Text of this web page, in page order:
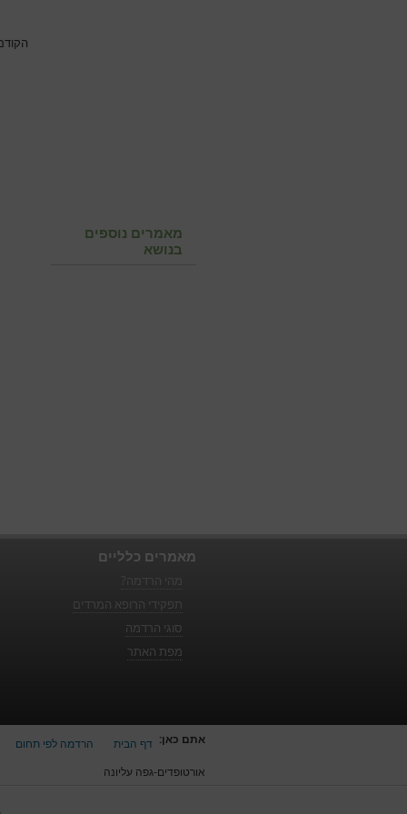
מאמרים נוספים
בנושא
מאמרים כלליים
תפקידי הרופא המרדים
סוגי הרדמה
מפת האתר
אתם כאן: דף הבית הרדמה לפי תחום
אורטופדים-גפה עליונה